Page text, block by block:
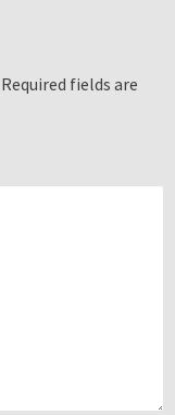
Required fields are